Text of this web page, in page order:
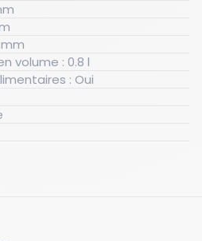
volume : 0.8 l
: Oui